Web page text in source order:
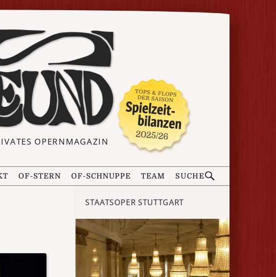
OPERNMAGAZIN
OF-STERN OF-SCHNUPPE TEAM SUCHE
STAATSOPER STUTTGART